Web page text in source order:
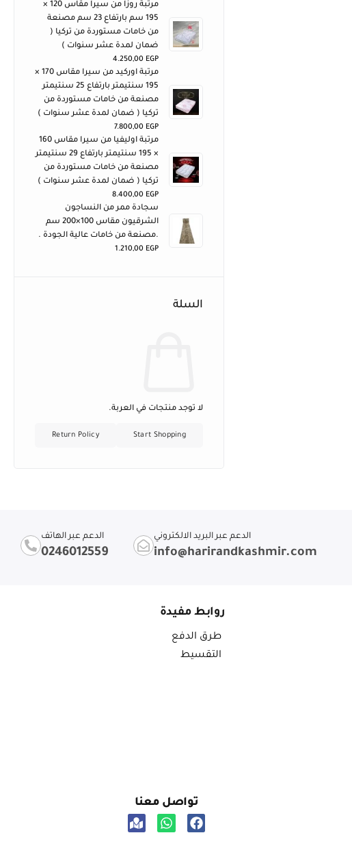
مرتبة روزا من سيرا مقاس 120 ×
195 سم بارتفاع 23 سم مصنعة
من خامات مستوردة من تركيا (
ضمان لمدة عشر سنوات )
4.250,00 EGP
مرتبة اوركيد من سيرا مقاس 170 ×
195 سنتيمتر بارتفاع 25 سنتيمتر
مصنعة من خامات مستوردة من
تركيا ( ضمان لمدة عشر سنوات )
7.800,00 EGP
مرتبة اوليفيا من سيرا مقاس 160
× 195 سنتيمتر بارتفاع 29 سنتيمتر
مصنعة من خامات مستوردة من
تركيا ( ضمان لمدة عشر سنوات )
8.400,00 EGP
سجادة ممر من النساجون
الشرقيون مقاس 100×200 سم
.مصنعة من خامات عالية الجودة .
1.210,00 EGP
السلة
لا توجد منتجات في العربة.
Start Shopping
Return Policy
الدعم عبر البريد الالكتروني
info@harirandkashmir.com
الدعم عبر الهاتف
0246012559
روابط مفيدة
طرق الدفع
التقسيط
تواصل معنا